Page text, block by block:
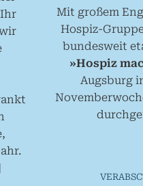
Mit großem
Hospiz-
bundesweit
»Hospiz
Augsburg